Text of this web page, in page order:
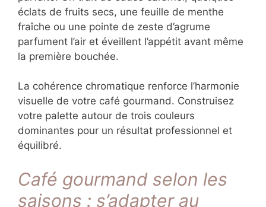
l’élégance de l’ensemble.
La tasse ou le verre à café contribue
significativement à l’expérience. Privilégiez la
ou un verre transparent pour mettre en valeur
les couches d’un cappuccino artistique.
Les touches décoratives apportent la finition
parfaite. Un trait de sauce caramel, quelques
fraîche ou une pointe de zeste d’agrume
parfument l’air et éveillent l’appétit avant
même la première bouchée.